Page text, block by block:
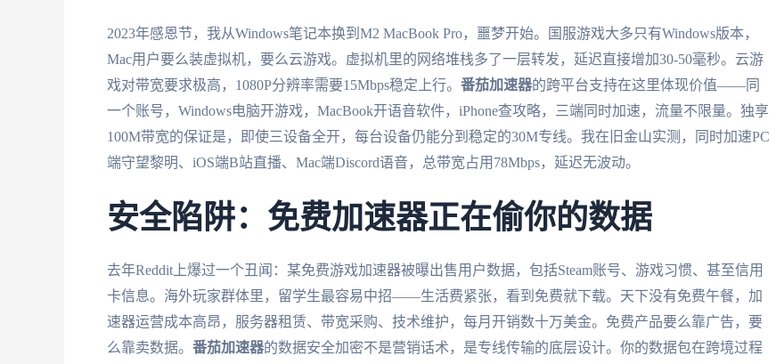
2023年感恩节，我从Windows笔记本换到M2 MacBook Pro，噩梦开始。国服游戏大多只有Windows版本，
Mac用户要么装虚拟机，要么云游戏。虚拟机里的网络堆栈多了一层转发，延迟直接增加30-50毫秒。云游
戏对带宽要求极高，1080P分辨率需要15Mbps稳定上行。 番茄加速器的跨平台支持在这里体现价值——同
一个账号，Windows电脑开游戏，MacBook开语音软件，iPhone查攻略，三端同时加速，流量不限量。独享
100M带宽的保证是，即使三设备全开，每台设备仍能分到稳定的30M专线。我在旧金山实测，同时加速PC
端守望黎明、iOS端B站直播、Mac端Discord语音，总带宽占用78Mbps，延迟无波动。
安全陷阱：免费加速器正在偷你的数据
去年Reddit上爆过一个丑闻：某免费游戏加速器被曝出售用户数据，包括Steam账号、游戏习惯、甚至信用
卡信息。海外玩家群体里，留学生最容易中招——生活费紧张，看到免费就下载。天下没有免费午餐，加
速器运营成本高昂，服务器租赁、带宽采购、技术维护，每月开销数十万美金。免费产品要么靠广告，要
么靠卖数据。 番茄加速器的数据安全加密不是营销话术，是专线传输的底层设计。你的数据包在跨境过程